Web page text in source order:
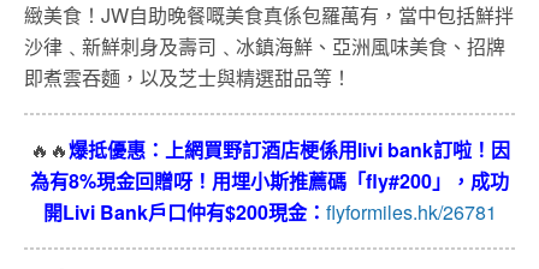
緻美食！JW自助晚餐嘅美食真係包羅萬有， 當中包括鮮拌
沙律﹑新鮮刺身及壽司﹑冰鎮海鮮、亞洲風味美食、招牌
即煮雲吞麵，以及芝士與精選甜品等！
🔥🔥爆抵優惠：上網買野訂酒店梗係用livi bank訂啦！因
為有8%現金回贈呀！用埋小斯推薦碼「fly#200」，成功
開Livi Bank戶口仲有$200現金： flyformiles.hk/26781